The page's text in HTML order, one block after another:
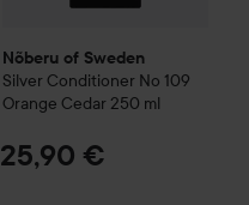
Nõberu of Sweden
Silver Conditioner No 109
Orange Cedar 250 ml
25,90 €